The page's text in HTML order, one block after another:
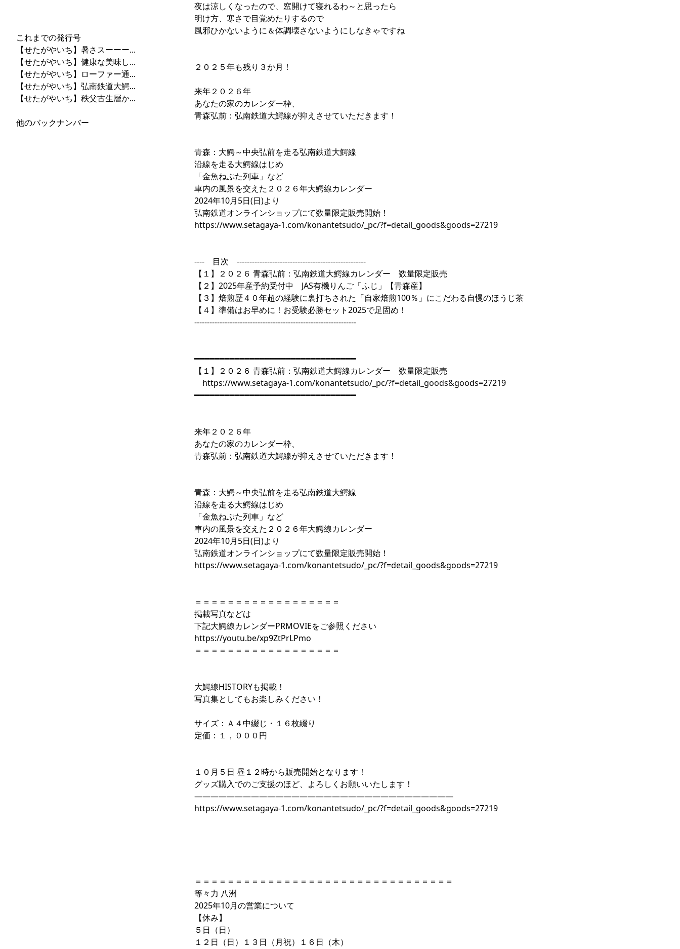
これまでの発行号
【せたがやいち】暑さスーーー...
【せたがやいち】健康な美味し...
【せたがやいち】ローファー通...
【せたがやいち】弘南鉄道大鰐...
【せたがやいち】秩父古生層か...
他のバックナンバー
夜は涼しくなったので、窓開けて寝れるわ～と思ったら
明け方、寒さで目覚めたりするので
風邪ひかないように＆体調壊さないようにしなきゃですね
２０２５年も残り３か月！
来年２０２６年
あなたの家のカレンダー枠、
青森弘前：弘南鉄道大鰐線が抑えさせていただきます！
青森：大鰐～中央弘前を走る弘南鉄道大鰐線
沿線を走る大鰐線はじめ
「金魚ねぷた列車」など
車内の風景を交えた２０２６年大鰐線カレンダー
2024年10月5日(日)より
弘南鉄道オンラインショップにて数量限定販売開始！
https://www.setagaya-1.com/konantetsudo/_pc/?f=detail_goods&goods=27219
---- 目次 ---------------------------------------------------
【１】２０２６ 青森弘前：弘南鉄道大鰐線カレンダー 数量限定販売
【２】2025年産予約受付中 JAS有機りんご「ふじ」【青森産】
【３】焙煎歴４０年超の経験に裏打ちされた「自家焙煎100％」にこだわる自慢のほうじ茶
【４】準備はお早めに！お受験必勝セット2025で足固め！
----------------------------------------------------------------
━━━━━━━━━━━━━━━━━━━━━━━━━━━━━━━━
【１】２０２６ 青森弘前：弘南鉄道大鰐線カレンダー 数量限定販売
https://www.setagaya-1.com/konantetsudo/_pc/?f=detail_goods&goods=27219
━━━━━━━━━━━━━━━━━━━━━━━━━━━━━━━━
来年２０２６年
あなたの家のカレンダー枠、
青森弘前：弘南鉄道大鰐線が抑えさせていただきます！
青森：大鰐～中央弘前を走る弘南鉄道大鰐線
沿線を走る大鰐線はじめ
「金魚ねぷた列車」など
車内の風景を交えた２０２６年大鰐線カレンダー
2024年10月5日(日)より
弘南鉄道オンラインショップにて数量限定販売開始！
https://www.setagaya-1.com/konantetsudo/_pc/?f=detail_goods&goods=27219
＝＝＝＝＝＝＝＝＝＝＝＝＝＝＝＝＝＝
掲載写真などは
下記大鰐線カレンダーPRMOVIEをご参照ください
https://youtu.be/xp9ZtPrLPmo
＝＝＝＝＝＝＝＝＝＝＝＝＝＝＝＝＝＝
大鰐線HISTORYも掲載！
写真集としてもお楽しみください！
サイズ：Ａ４中綴じ・１６枚綴り
定価：１，０００円
１０月５日 昼１２時から販売開始となります！
グッズ購入でのご支援のほど、よろしくお願いいたします！
――――――――――――――――――――――――――――――――
https://www.setagaya-1.com/konantetsudo/_pc/?f=detail_goods&goods=27219
＝＝＝＝＝＝＝＝＝＝＝＝＝＝＝＝＝＝＝＝＝＝＝＝＝＝＝＝＝＝＝＝
等々力 八洲
2025年10月の営業について
【休み】
５日（日）
１２日（日）１３日（月祝）１６日（木）